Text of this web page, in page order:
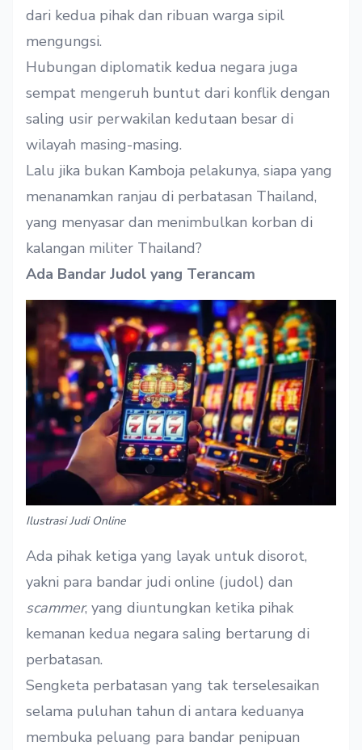
dari kedua pihak dan ribuan warga sipil
mengungsi.
Hubungan diplomatik kedua negara juga
sempat mengeruh buntut dari konflik dengan
saling usir perwakilan kedutaan besar di
wilayah masing-masing.
Lalu jika bukan Kamboja pelakunya, siapa yang
menanamkan ranjau di perbatasan Thailand,
yang menyasar dan menimbulkan korban di
kalangan militer Thailand?
Ada Bandar Judol yang Terancam
Ilustrasi Judi Online
Ada pihak ketiga yang layak untuk disorot,
yakni para bandar judi online (judol) dan
scammer, yang diuntungkan ketika pihak
kemanan kedua negara saling bertarung di
perbatasan.
Sengketa perbatasan yang tak terselesaikan
selama puluhan tahun di antara keduanya
membuka peluang para bandar penipuan